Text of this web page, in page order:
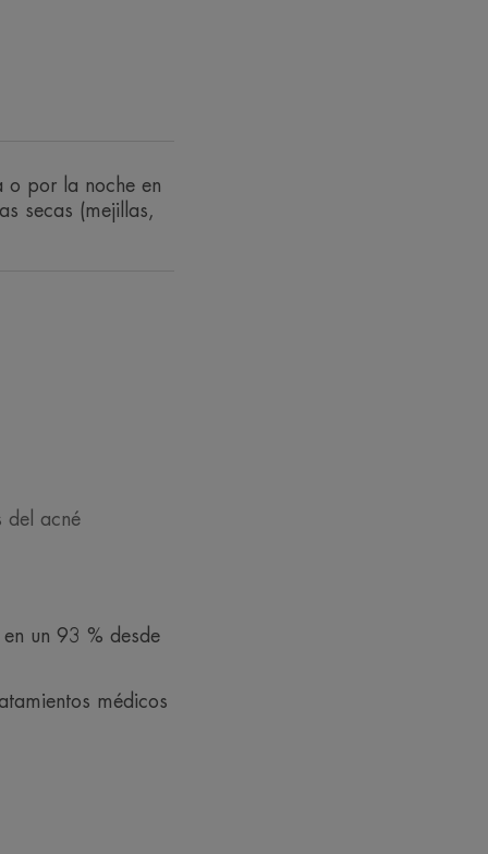
grasa que deja la piel
o por la noche en
secas (mejillas,
del acné
un 93 % desde
médicos